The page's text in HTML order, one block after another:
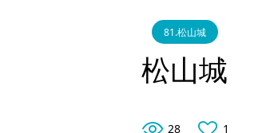
81.松山城
松山城
28 1